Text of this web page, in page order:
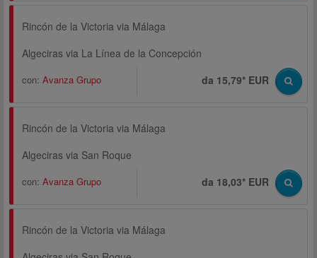
Rincón de la Victoria via Málaga
Algeciras via La Línea de la Concepción
con: Avanza Grupo da 15,79* EUR
Rincón de la Victoria via Málaga
Algeciras via San Roque
con: Avanza Grupo da 18,03* EUR
Rincón de la Victoria via Málaga